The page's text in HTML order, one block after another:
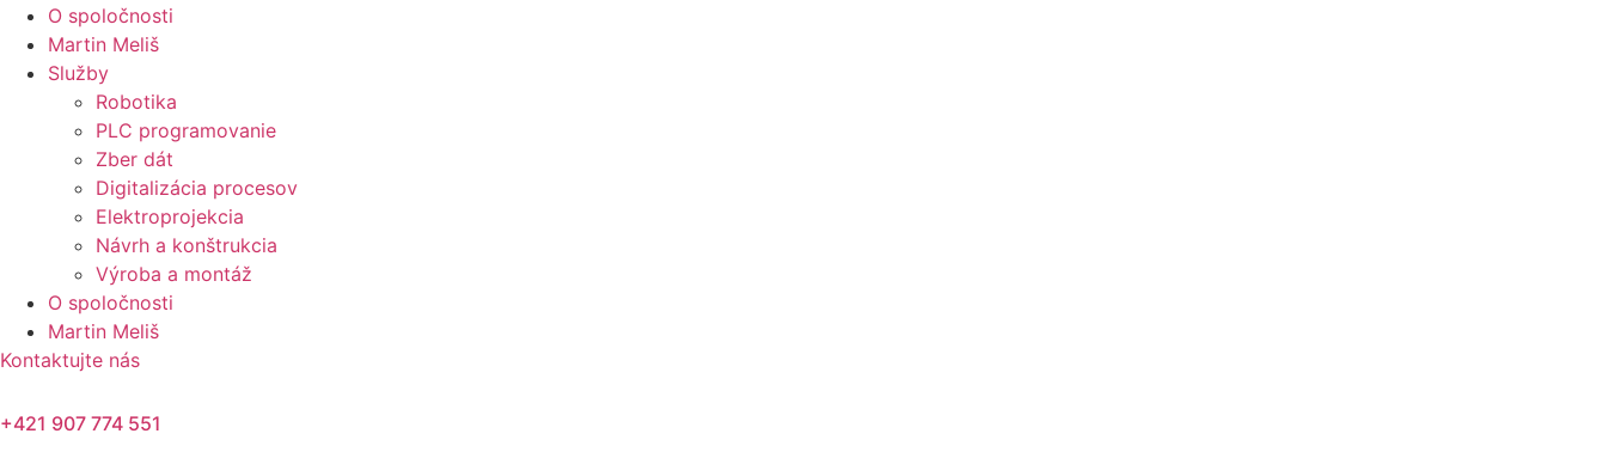
O spoločnosti
Martin Meliš
Služby
Robotika
PLC programovanie
Zber dát
Digitalizácia procesov
Elektroprojekcia
Návrh a konštrukcia
Výroba a montáž
O spoločnosti
Martin Meliš
Kontaktujte nás
+421 907 774 551